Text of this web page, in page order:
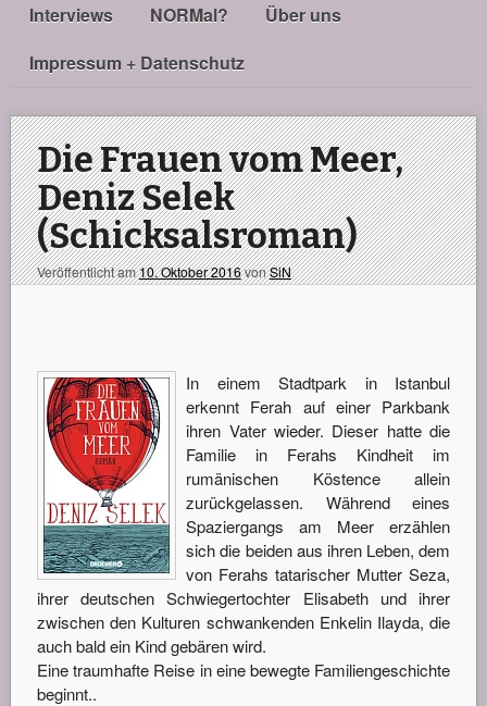
Interviews
NORMal?
Über uns
Impressum + Datenschutz
Die Frauen vom Meer,
Deniz Selek
(Schicksalsroman)
Veröffentlicht am10. Oktober 2016vonSiN
In einem Stadtpark in Istanbul
erkennt Ferah auf einer Parkbank
ihren Vater wieder. Dieser hatte die
Familie in Ferahs Kindheit im
rumänischen Köstence allein
zurückgelassen. Während eines
Spaziergangs am Meer erzählen
sich die beiden aus ihren Leben, dem
von Ferahs tatarischer Mutter Seza,
ihrer deutschen Schwiegertochter Elisabeth und ihrer
zwischen den Kulturen schwankenden Enkelin Ilayda, die
auch bald ein Kind gebären wird.
Eine traumhafte Reise in eine bewegte Familiengeschichte
beginnt..